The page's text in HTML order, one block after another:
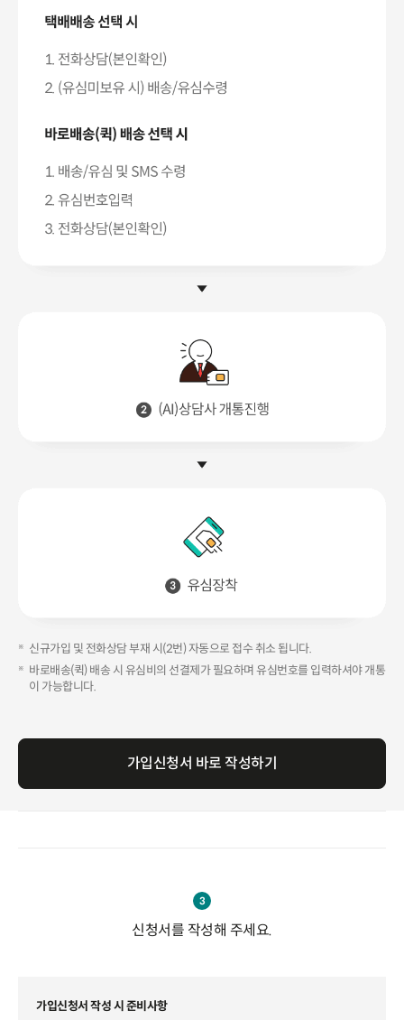
신규가입 및 전화상담 부재 시(2번) 자동으로 접수 취소 됩니다.
바로배송(퀵) 배송 시 유심비의 선결제가 필요하며 유심번호를 입력하셔야 개통
이 가능합니다.
가입신청서 바로 작성하기
3
신청서를 작성해 주세요.
가입신청서 작성 시 준비사항